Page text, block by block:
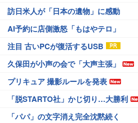
訪日米人が「日本の遺物」に感動
AI予約に店側激怒「もはやテロ」
注目 古いPCが復活するUSB
久保田が小声の会で「大声主張」
プリキュア 撮影ルールを発表
「脱STARTO社」かじ切り…大勝利
「パパ」の文字消え完全沈黙続く